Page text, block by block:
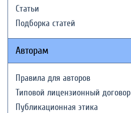
Статьи
Подборка статей
Авторам
Правила для авторов
Типовой лицензионный договор
Публикационная этика